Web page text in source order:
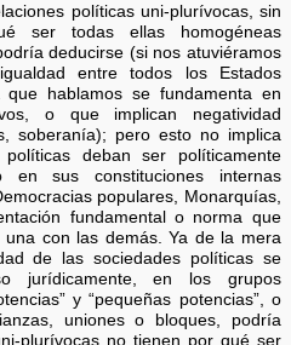
políticas uni-plurívocas, sin
ser todas ellas homogéneas
deducirse (si nos atuviéramos
entre todos los Estados
hablamos se fundamenta en
o que implican negatividad
soberanía); pero esto no implica
deban ser políticamente
sus constituciones internas
populares, Monarquías,
fundamental o norma que
con las demás. Ya de la mera
de las sociedades políticas se
jurídicamente, en los grupos
y “pequeñas potencias”, o
uniones o bloques, podría
plurívocas no tienen por qué ser